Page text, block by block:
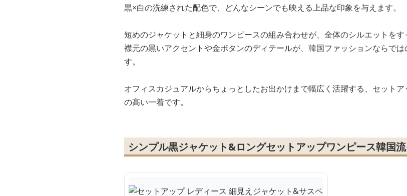
黒×白の洗練された配色で、どんなシーンでも映える上品な印象を与えます。
短めのジャケットと細身のワンピースの組み合わせが、全体のシルエットをす
襟元の黒いアクセントや金ボタンのディテールが、韓国ファッションならで
す。
オフィスカジュアルからちょっとしたお出かけまで幅広く活躍する、セット
の高い一着です。
シンプル黒ジャケット&ロングセットアップワンピース韓国